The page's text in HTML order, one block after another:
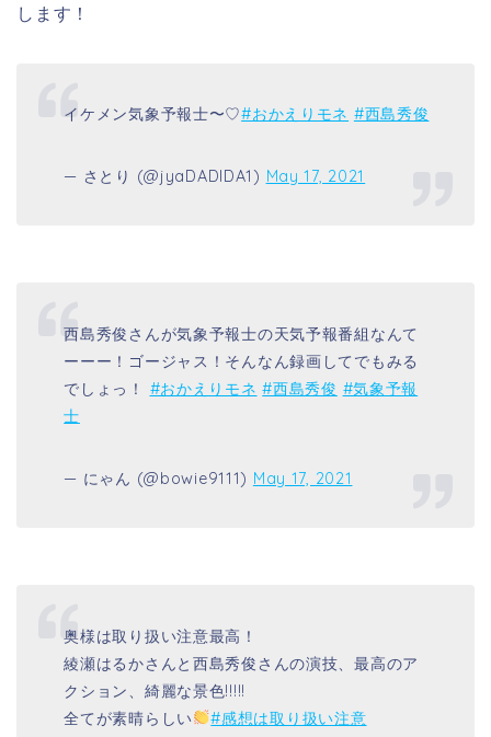
します！
イケメン気象予報士〜♡#おかえりモネ #西島秀俊
— さとり (@jyaDADIDA1) May 17, 2021
西島秀俊さんが気象予報士の天気予報番組なんて
ーーー！ゴージャス！そんなん録画してでもみる
でしょっ！ #おかえりモネ #西島秀俊 #気象予報
士
— にゃん (@bowie9111) May 17, 2021
奥様は取り扱い注意最高！
綾瀬はるかさんと西島秀俊さんの演技、最高のア
クション、綺麗な景色!!!!!
全てが素晴らしい
#感想は取り扱い注意